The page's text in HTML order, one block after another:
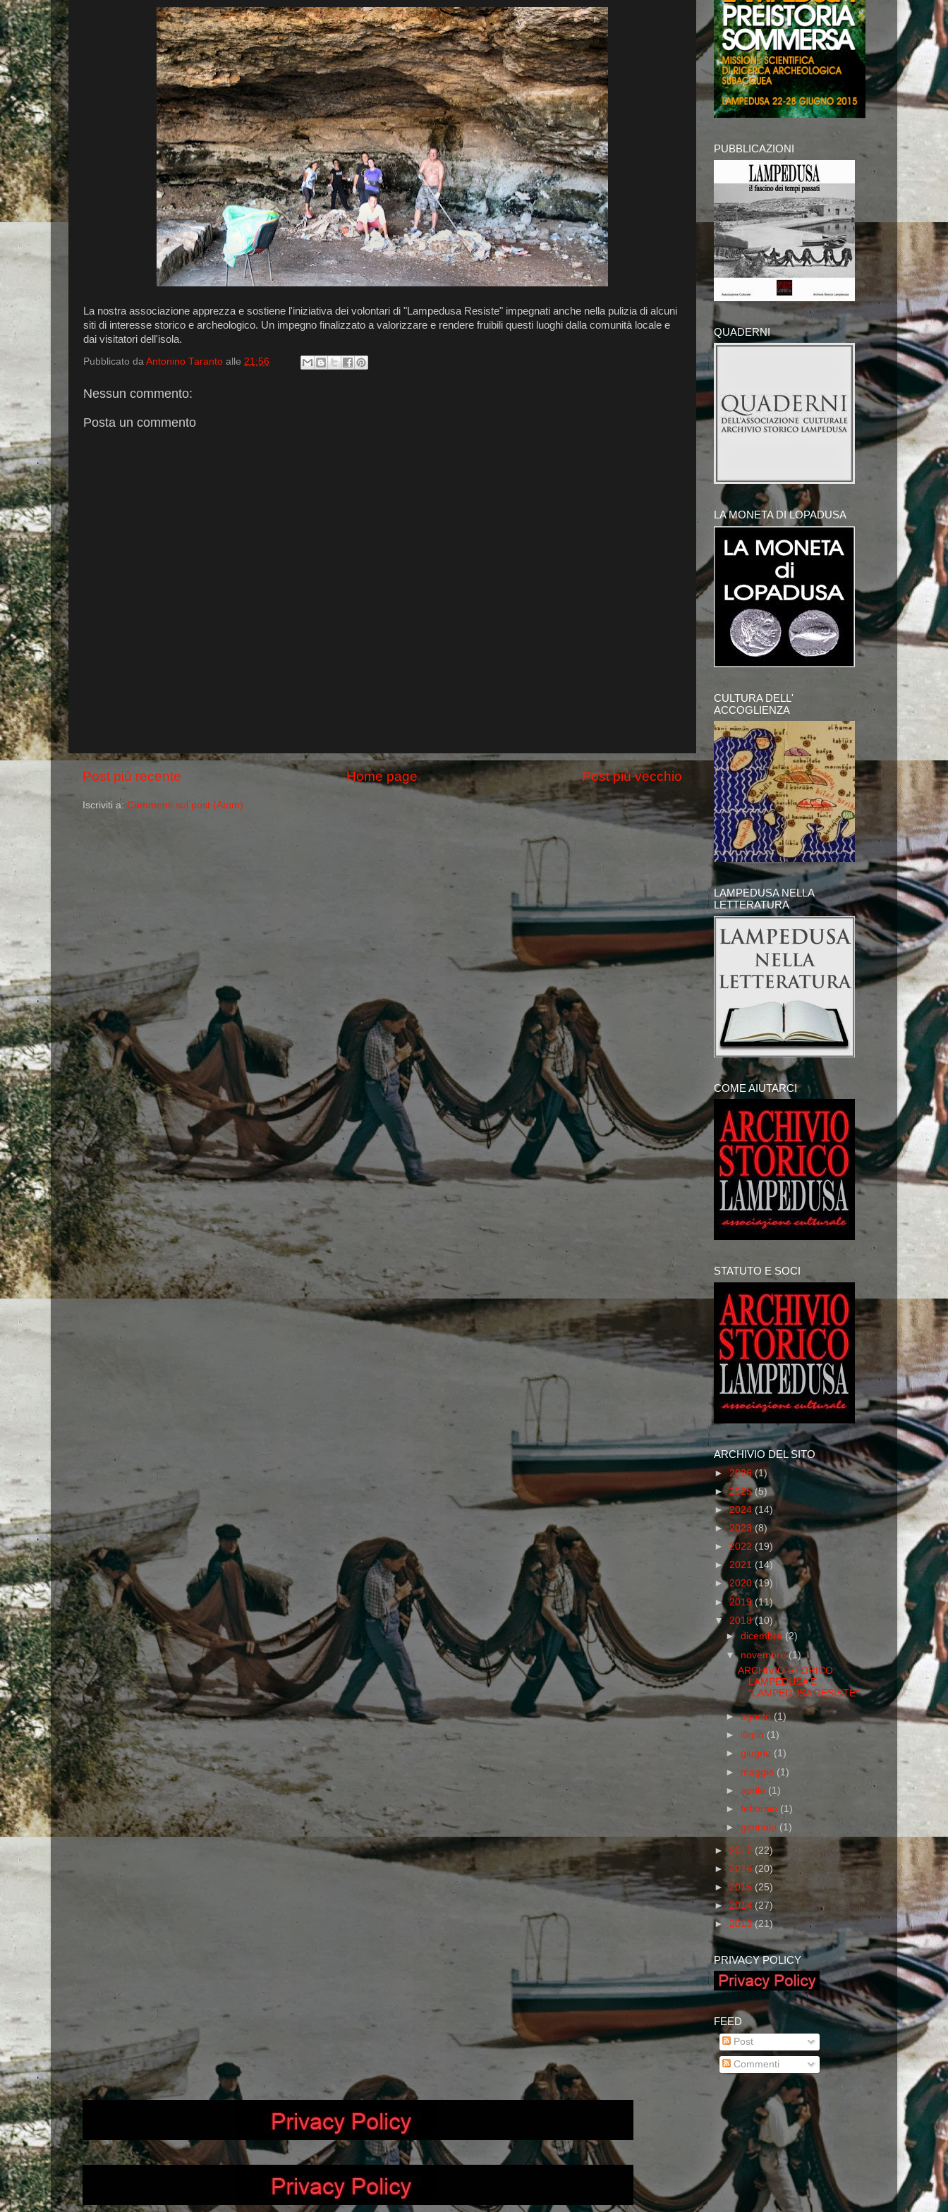
La nostra associazione apprezza e sostiene l'iniziativa dei volontari di "Lampedusa Resiste" impegnati anche nella pulizia di alcuni
siti di interesse storico e archeologico. Un impegno finalizzato a valorizzare e rendere fruibili questi luoghi dalla comunità locale e
dai visitatori dell'isola.
Pubblicato da Antonino Taranto alle 21:56
Nessun commento:
Posta un commento
Post più recente Post più vecchio
Home page
Iscriviti a: Commenti sul post (Atom)
PUBBLICAZIONI
QUADERNI
LA MONETA DI LOPADUSA
CULTURA DELL'
ACCOGLIENZA
LAMPEDUSA NELLA
LETTERATURA
COME AIUTARCI
STATUTO E SOCI
ARCHIVIO DEL SITO
►2026(1)
►2025 (5)
►2024 (14)
►2023 (8)
► 2022 (19)
► 2021 (14)
►2020(19)
►2019(11)
▼ 2018(10)
►dicembre (2)
▼ novembre(1)
ARCHIVIO STORICO
LAMPEDUSA E
"LAMPEDUSA RESISTE"
►agosto (1)
►
luglio (1)
►giugno(1)
► maggio (1)
►aprile (1)
►febbraio (1)
►gennaio (1)
► 2017 (22)
► 2016 (20)
► 2015 (25)
►2014(27)
► 2013(21)
PRIVACY POLICY
FEED
Post
Commenti